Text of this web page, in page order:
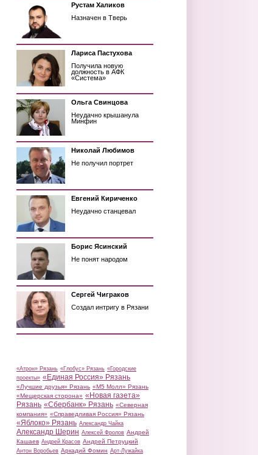
Рустам Халиков
Назначен в Тверь
Лариса Пастухова
Получила новую
должность в АФК
«Система»
Ольга Свинцова
Неудачно крышанула
Минфин
Николай Любимов
Не получил портрет
Евгений Кириченко
Неудачно станцевал
Борис Ясинский
Не понят народом
Сергей Чиграков
Создал интригу в Рязани
«Атрон» Рязань «Глобус» Рязань «Городские
проекты» «Единая Россия» Рязань
«Лучшие друзья» Рязань «М5 Молл» Рязань
«Мещерская сторона» «Новая газета»
Рязань «Сбербанк» Рязань «Северная
компания» «Справедливая Россия» Рязань
«Яблоко» Рязань Александр Чайка
Александр Шерин Алексей Фролов Андрей
Кашаев Андрей Красов Андрей Петруцкий
Антон Воробьев Аркадий Фомин Арт-Лужайка